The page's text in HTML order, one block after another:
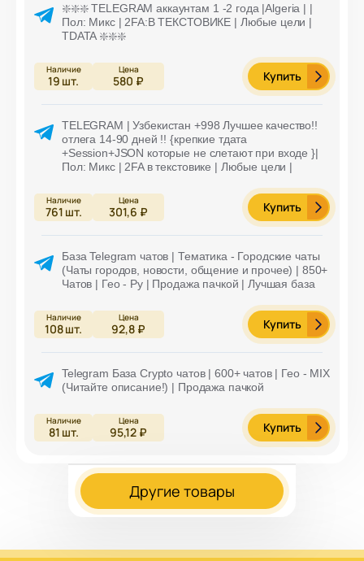
❇️❇️❇️ TELEGRAM аккаунтам 1 -2 года |Algeria | |
Пол: Микс | 2FA:В ТЕКСТОВИКЕ | Любые цели |
TDATA ❇️❇️❇️
19 шт. 580 ₽ Купить
TELEGRAM | Узбекистан +998 Лучшее качество!!
отлега 14-90 дней !! {крепкие тдата
+Session+JSON которые не слетают при входе }|
Пол: Микс | 2FA в текстовике | Любые цели |
761 шт. 301,6 ₽ Купить
База Telegram чатов | Тематика - Городские чаты
(Чаты городов, новости, общение и прочее) | 850+
Чатов | Гео - Ру | Продажа пачкой | Лучшая база
108шт. 92,8 ₽ Купить
Telegram База Crypto чатов | 600+ чатов | Гео - MIX
(Читайте описание!) | Продажа пачкой
81 шт. 95,12 ₽ Купить
Другие товары